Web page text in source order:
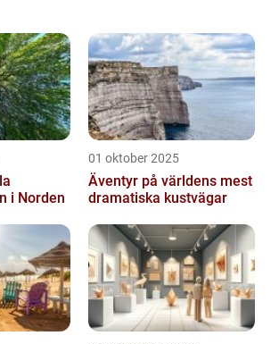
i Norden
01 oktober 2025
Äventyr på världens mest
dramatiska kustvägar